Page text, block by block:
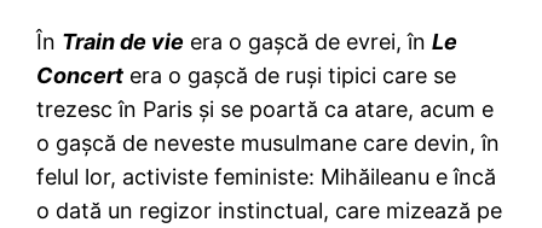
În Train de vie era o gaşcă de evrei, înLe
Concert era o gaşcă de ruşi tipici care se
trezesc în Paris şi se poartă ca atare, acum e
o gaşcă de neveste musulmane care devin, în
felul lor, activiste feministe: Mihăileanu e încă
o dată un regizor instinctual, care mizează pe